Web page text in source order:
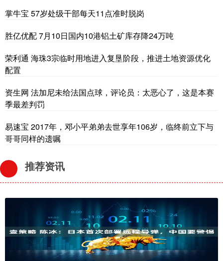
掌牛宝 57岁处级干部每天11点准时脱岗
胜亿优配 7月10日国内10港铝土矿库存降24万吨
荣利通 海珠3宗临时用地进入复垦阶段，推进土地资源优化
配置
资生网 法加尼未给法国点球，评论员：太恶心了，这是本赛
季最差判罚
易速宝 2017年，邓小平弟弟去世享年106岁，临终前立下与
哥哥同样的遗嘱
推荐资讯